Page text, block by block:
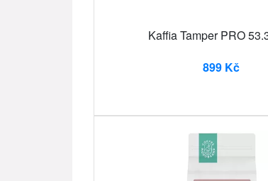
Kaffia Tamper PRO
899 Kč